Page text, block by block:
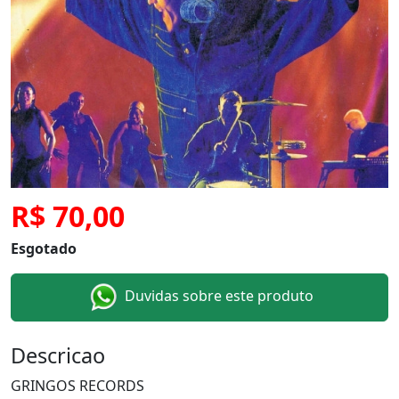
R$ 70,00
Esgotado
Duvidas sobre este produto
Descricao
GRINGOS RECORDS